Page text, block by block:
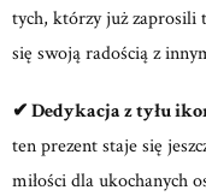
tych, którzy już zaprosili
się swoją radością z
✔ Dedykacja z tyłu
ten prezent staje się
miłości dla ukochanych